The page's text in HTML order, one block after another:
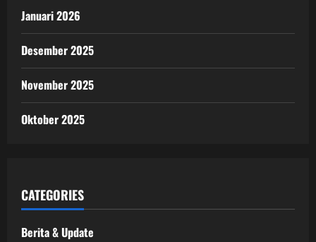
Januari 2026
Desember 2025
November 2025
Oktober 2025
CATEGORIES
Berita & Update